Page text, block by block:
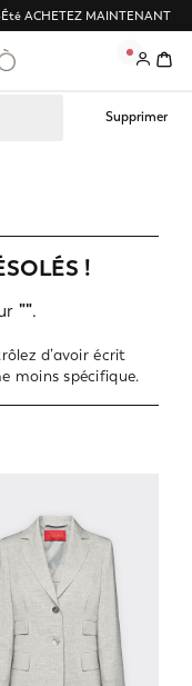
ACHETEZ MAINTENANT
0
Supprimer
!
"".
d’avoir écrit
moins spécifique.